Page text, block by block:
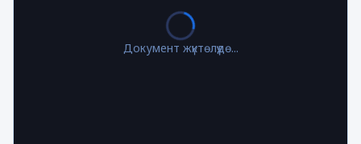
Документ жүктөлүүдө...